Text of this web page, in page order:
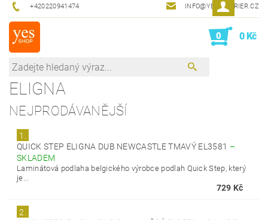
+420220941474 INFO@YESINTERIER.CZ
0 0 Kč
ELIGNA
NEJPRODÁVANĚJŠÍ
1.
QUICK STEP ELIGNA DUB NEWCASTLE TMAVÝ EL3581 –
SKLADEM
Laminátová podlaha belgického výrobce podlah Quick Step, který
je...
729 Kč
2.